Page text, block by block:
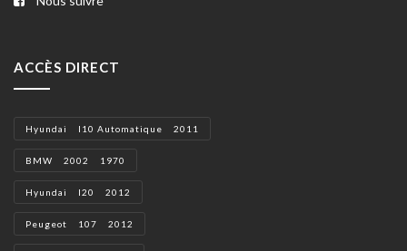
ACCÈS DIRECT
Hyundai I10 Automatique 2011
BMW 2002 1970
Hyundai I20 2012
Peugeot 107 2012